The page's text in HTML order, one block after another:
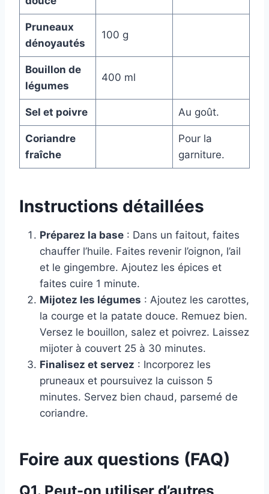
Pruneaux
dénoyautés
100 g
Bouillon de
légumes
400 ml
Sel et poivre Au goût.
Coriandre
fraîche
Pour la
garniture.
Instructions détaillées
Préparez la base : Dans un faitout, faites
chauffer l’huile. Faites revenir l’oignon, l’ail
et le gingembre. Ajoutez les épices et
faites cuire 1 minute.
Mijotez les légumes : Ajoutez les carottes,
la courge et la patate douce. Remuez bien.
Versez le bouillon, salez et poivrez. Laissez
mijoter à couvert 25 à 30 minutes.
Finalisez et servez : Incorporez les
pruneaux et poursuivez la cuisson 5
minutes. Servez bien chaud, parsemé de
coriandre.
Foire aux questions (FAQ)